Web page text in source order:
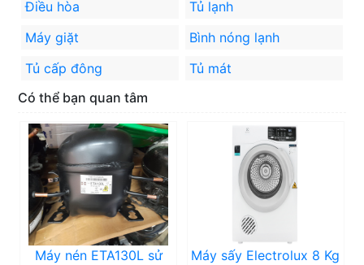
Điều hòa
Tủ lạnh
Máy giặt
Bình nóng lạnh
Tủ cấp đông
Tủ mát
Có thể bạn quan tâm
Máy nén ETA130L sử
Máy sấy Electrolux 8 Kg